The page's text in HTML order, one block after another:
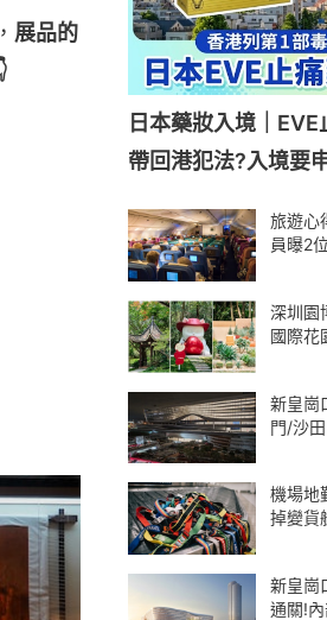
展品的
日本藥妝入境｜
帶回港犯法?入境要
旅遊心
員曝2
深圳園
國際
新皇崗
門/沙
機場地
掉變貨
新皇崗
通關!